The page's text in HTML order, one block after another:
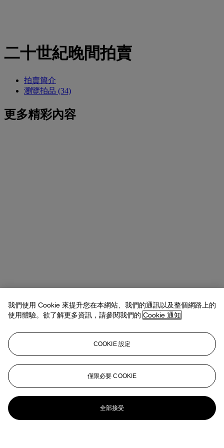
二十世紀晚間拍賣
拍賣簡介
瀏覽拍品 (34)
更多精彩內容
我們使用 Cookie 來提升您在本網站、我們的通訊以及整個網路上的
使用體驗。欲了解更多資訊，請參閱我們的 Cookie 通知
COOKIE 設定
僅限必要 COOKIE
全部接受